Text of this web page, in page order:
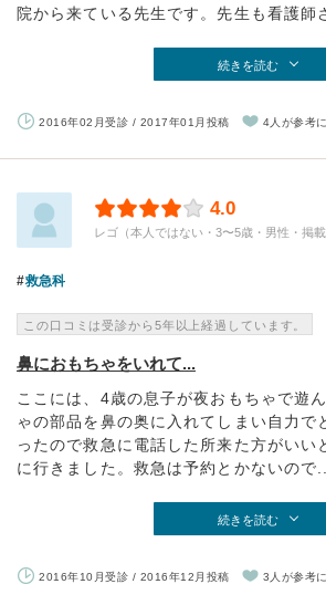
院から来ている先生です。先生も看護師
続きを読む
2016年02月受診 / 2017年01月投稿 4人が参考
4.0
レゴ（本人ではない・3〜5歳・男性・掲載
救急科
この口コミは受診から5年以上経過しています。
鼻におもちゃをいれて...
ここには、4歳の息子が夜おもちゃで遊
ゃの部品を鼻の奥に入れてしまい自力で
ったので救急に電話した所来た方がいい
に行きました。救急は予約とかないので...
続きを読む
2016年10月受診 / 2016年12月投稿 3人が参考